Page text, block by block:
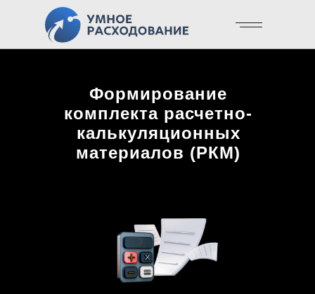
Формирование
комплекта расчетно-
калькуляционных
материалов (РКМ)